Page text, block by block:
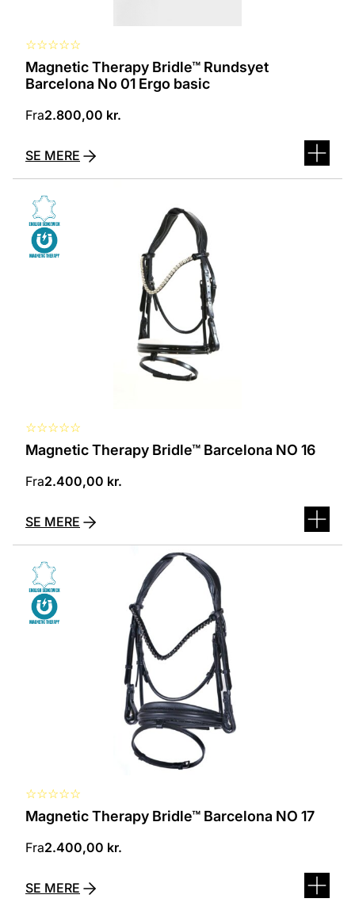
☆☆☆☆☆
Magnetic Therapy Bridle™ Rundsyet
Barcelona No 01 Ergo basic
Fra2.800,00 kr.
SE MERE
☆☆☆☆☆
Magnetic Therapy Bridle™ Barcelona NO 16
Fra2.400,00 kr.
vare
har
flere
varianter.
Mulighederne
SE MERE
☆☆☆☆☆
Magnetic Therapy Bridle™ Barcelona NO 17
Fra2.400,00 kr.
vare
har
flere
varianter.
Mulighederne
SE MERE